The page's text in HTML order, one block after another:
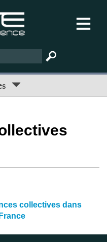
collectives dans